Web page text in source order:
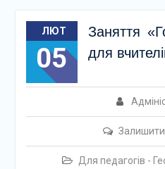
ЛЮТ
05
Заняття
для
Для педагогів -